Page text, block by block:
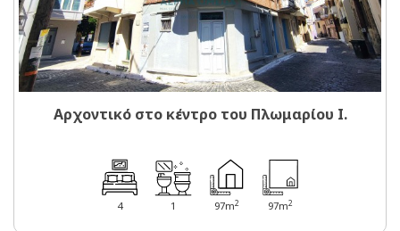
Αρχοντικό στο κέντρο του Πλωμαρίου I.
4 1 97m2 97m2